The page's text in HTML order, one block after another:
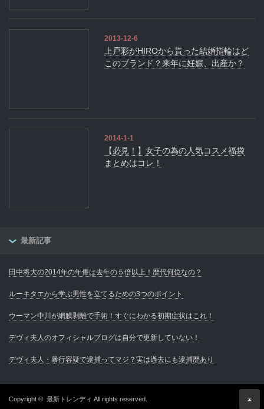
2013-12-6
上戸彩がHIROから貰った結婚指輪はど
このブランド？来年に妊娠、出産か？
2014-1-1
【必見！】女子の為の人気コスメ福袋
まとめはコレ！
最新記事
田中将大の2014年の年俸は去年の５倍以上！歴代何位なの？
ルーキタエから学ぶ男性を立てるための3つのポイント
ウーマン中川が網膜剥離で手術！すぐにわかる初期症状はこれ！
デヴィ夫人のオフィシャルブログは自分で更新していない！
デヴィ夫人・暴行容疑で逮捕ってマジ？実は過去にも逮捕歴あり
Copyright © 最新トレンディ All rights reserved.